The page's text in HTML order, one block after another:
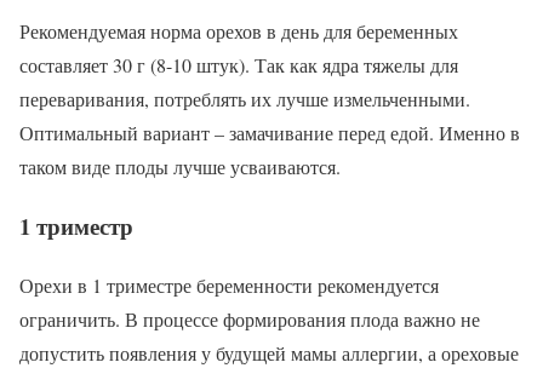
Рекомендуемая норма орехов в день для беременных
составляет 30 г (8-10 штук). Так как ядра тяжелы для
переваривания, потреблять их лучше измельченными.
Оптимальный вариант – замачивание перед едой. Именно в
таком виде плоды лучше усваиваются.
1 триместр
Орехи в 1 триместре беременности рекомендуется
ограничить. В процессе формирования плода важно не
допустить появления у будущей мамы аллергии, а ореховые